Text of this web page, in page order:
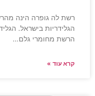
רשת לה גופרה הינה
הגלידריות בישראל.
הרשת מחומרי גלם…
קרא עוד »